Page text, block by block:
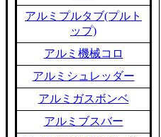
アルミプルタブ(プルト
ップ)
アルミ機械コロ
アルミシュレッダー
アルミガスボンベ
アルミブスバー